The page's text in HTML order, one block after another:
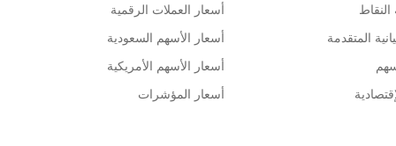
المتقدمة
أسعار العملات الرقمية
أسعار الأسهم السعودية
أسعار الأسهم الأمريكية
أسعار المؤشرات